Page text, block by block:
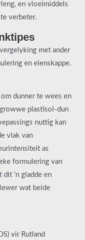
en vloeimiddels
verbeter.
met ander
en eienskappe.
dunner te wees en
plastisol-dun
nuttig kan
vlak van
as
formulering van
dit 'n gladde en
wat beide
vir Rutland